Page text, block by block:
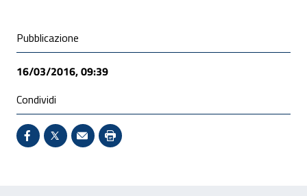
Condivisione social
Pubblicazione
16/03/2016, 09:39
Condividi
Condividi su Facebook - Sito esterno - Apertura in
X - Sito esterno - Apertura in nuova finestra
Invio Mail: apre il programma di posta
Stampa pagina: scelta meno